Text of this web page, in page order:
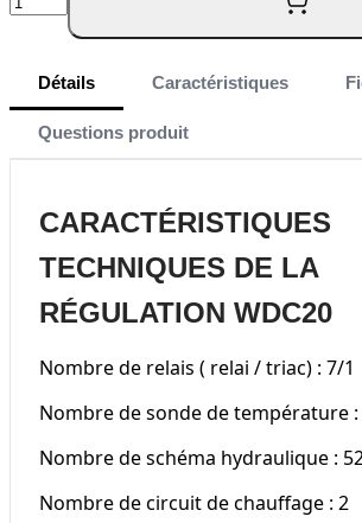
Quantité
Détails Caractéristiques
Questions produit
CARACTÉRISTIQUES
TECHNIQUES DE LA
RÉGULATION WDC20
Nombre de relais ( relai / triac) : 7/1
Nombre de sonde de température :
Nombre de schéma hydraulique :
Nombre de circuit de chauffage : 2